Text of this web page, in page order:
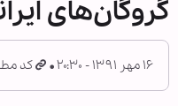
گروگان‌های
۱۶ مهر ۱۳۹۱ - ۲۰:۳۰ کد مطلب: